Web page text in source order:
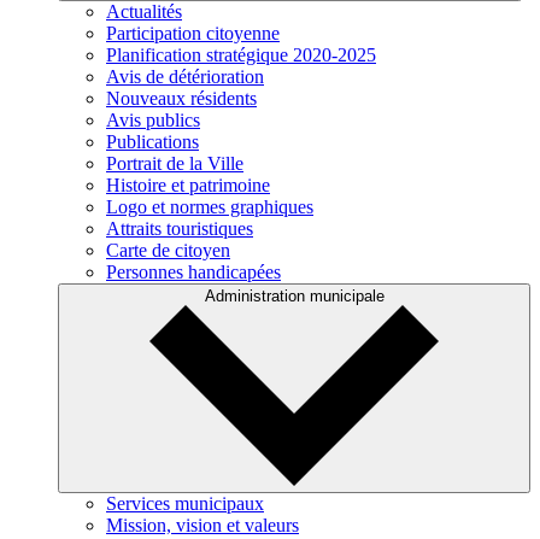
Actualités
Participation citoyenne
Planification stratégique 2020-2025
Avis de détérioration
Nouveaux résidents
Avis publics
Publications
Portrait de la Ville
Histoire et patrimoine
Logo et normes graphiques
Attraits touristiques
Carte de citoyen
Personnes handicapées
Administration municipale
Services municipaux
Mission, vision et valeurs